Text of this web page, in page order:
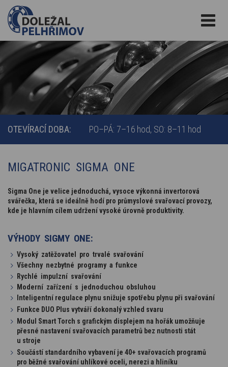
OTEVÍRACÍ DOBA: PO–PÁ: 7–16 hod SO: 8–11 hod
MIGATRONIC SIGMA ONE
Sigma One je velice jednoduchá, vysoce výkonná invertorová
svářečka, která se ideálně hodí pro průmyslové svařovací provozy,
kde je hlavním cílem udržení vysoké úrovně produktivity.
VÝHODY SIGMY ONE:
Vysoký zatěžovatel pro trvalé svařování
Všechny nezbytné programy a funkce
Rychlé impulzní svařování
Moderní zařízení s jednoduchou obsluhou
Inteligentní regulace plynu snižuje spotřebu plynu při svařování
Funkce DUO Plus vytváří dokonalý vzhled svaru
Modul Smart Torch s grafickým displejem na hořák umožňuje
přesné nastavení svařovacích parametrů bez nutnosti stát
u stroje
Součástí standardního vybavení je 40+ svařovacích programů
pro běžné svařování uhlíkové oceli, nerezi a hliníku